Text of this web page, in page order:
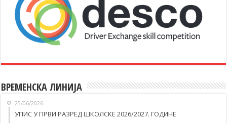
ВРЕМЕНСКА ЛИНИЈА
25/06/2026
УПИС У ПРВИ РАЗРЕД ШКОЛСКЕ 2026/2027. ГОДИНЕ